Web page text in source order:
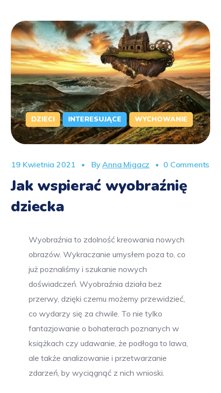
DZIECI INTERESUJĄCE WYCHOWANIE
19 Kwietnia 2021 ByAnna Migacz 0 Comments
Jak wspierać wyobraźnię
dziecka
Wyobraźnia to zdolność kreowania nowych
obrazów. Wykraczanie umysłem poza to, co
już poznaliśmy i szukanie nowych
doświadczeń. Wyobraźnia działa bez
przerwy, dzięki czemu możemy przewidzieć,
co wydarzy się za chwile. To nie tylko
fantazjowanie o bohaterach poznanych w
książkach czy udawanie, że podłoga to lawa,
ale także analizowanie i przetwarzanie
zdarzeń, by wyciągnąć z nich wnioski.